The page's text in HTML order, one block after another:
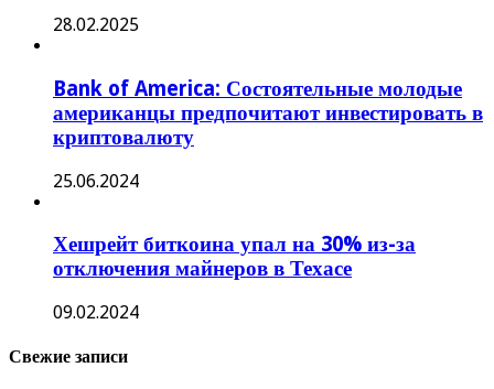
28.02.2025
Bank of America: Состоятельные молодые
американцы предпочитают инвестировать в
криптовалюту
25.06.2024
Хешрейт биткоина упал на 30% из-за
отключения майнеров в Техасе
09.02.2024
Свежие записи